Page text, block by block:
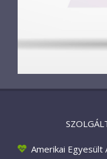
Amerikai Egyesült